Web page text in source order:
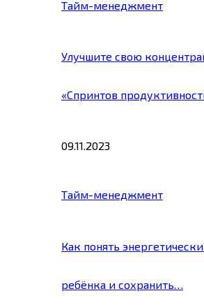
Тайм-менеджмент
Улучшите свою
«Спринтов
09.11.2023
Тайм-менеджмент
Как понять
ребёнка и сохранить…